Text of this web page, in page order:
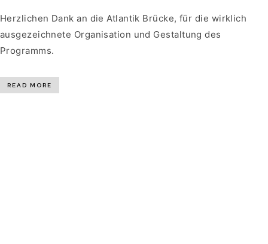
Herzlichen Dank an die Atlantik Brücke, für die wirklich
ausgezeichnete Organisation und Gestaltung des
Programms.
READ MORE